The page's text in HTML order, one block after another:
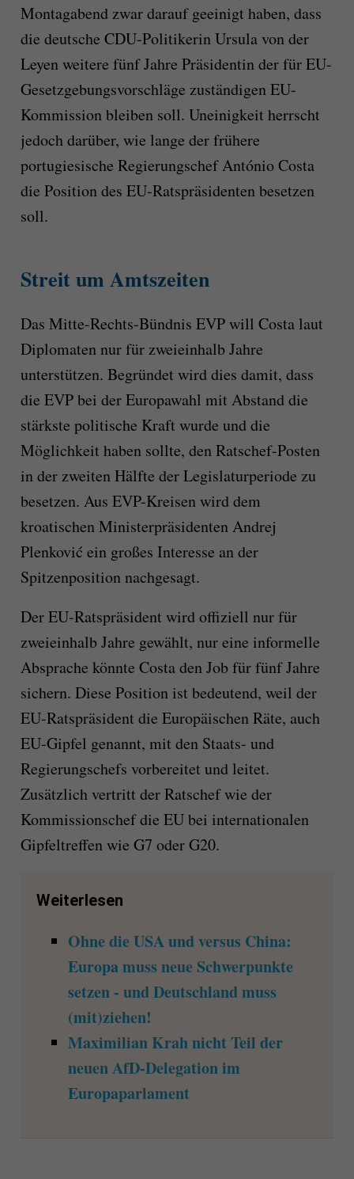
Montagabend zwar darauf geeinigt haben, dass
die deutsche CDU-Politikerin Ursula von der
Leyen weitere fünf Jahre Präsidentin der für EU-
Gesetzgebungsvorschläge zuständigen EU-
Kommission bleiben soll. Uneinigkeit herrscht
jedoch darüber, wie lange der frühere
portugiesische Regierungschef António Costa
die Position des EU-Ratspräsidenten besetzen
soll.
Streit um Amtszeiten
Das Mitte-Rechts-Bündnis EVP will Costa laut
Diplomaten nur für zweieinhalb Jahre
unterstützen. Begründet wird dies damit, dass
die EVP bei der Europawahl mit Abstand die
stärkste politische Kraft wurde und die
Möglichkeit haben sollte, den Ratschef-Posten
in der zweiten Hälfte der Legislaturperiode zu
besetzen. Aus EVP-Kreisen wird dem
kroatischen Ministerpräsidenten Andrej
Plenković ein großes Interesse an der
Spitzenposition nachgesagt.
Der EU-Ratspräsident wird offiziell nur für
zweieinhalb Jahre gewählt, nur eine informelle
Absprache könnte Costa den Job für fünf Jahre
sichern. Diese Position ist bedeutend, weil der
EU-Ratspräsident die Europäischen Räte, auch
EU-Gipfel genannt, mit den Staats- und
Regierungschefs vorbereitet und leitet.
Zusätzlich vertritt der Ratschef wie der
Kommissionschef die EU bei internationalen
Gipfeltreffen wie G7 oder G20.
Weiterlesen
Ohne die USA und versus China:
Europa muss neue Schwerpunkte
setzen - und Deutschland muss
(mit)ziehen!
Maximilian Krah nicht Teil der
neuen AfD-Delegation im
Europaparlament